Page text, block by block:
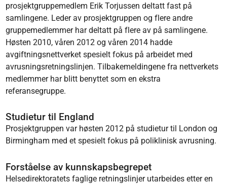
prosjektgruppemedlem Erik Torjussen deltatt fast på
samlingene. Leder av prosjektgruppen og flere andre
gruppemedlemmer har deltatt på flere av på samlingene.
Høsten 2010, våren 2012 og våren 2014 hadde
avgiftningsnettverket spesielt fokus på arbeidet med
avrusningsretningslinjen. Tilbakemeldingene fra nettverkets
medlemmer har blitt benyttet som en ekstra
referansegruppe.
Studietur til England
Prosjektgruppen var høsten 2012 på studietur til London og
Birmingham med et spesielt fokus på poliklinisk avrusning.
Forståelse av kunnskapsbegrepet
Helsedirektoratets faglige retningslinjer utarbeides etter en